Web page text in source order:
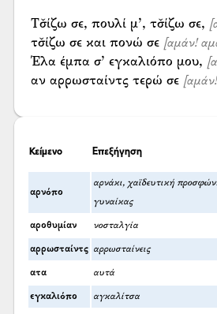
Τσ̌ίζω σε, πουλί μ’, τσ̌ίζω σε,
τσ̌ίζω σε και πονώ σε [αμάν!
Έλα έμπα σ’ εγκαλιόπο μου,
αν αρρωσταίντς τερώ σε
Κείμενο Επεξήγηση
αρνόπο
αρνάκι, χαϊδευτική
γυναίκας
αροθυμίαν νοσταλγία
αρρωσταίντς αρρωσταίνεις
ατα αυτά
εγκαλιόπο αγκαλίτσα